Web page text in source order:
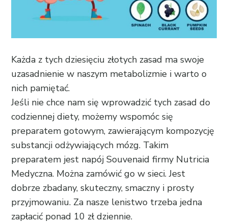
Każda z tych dziesięciu złotych zasad ma swoje
uzasadnienie w naszym metabolizmie i warto o
nich pamiętać.
Jeśli nie chce nam się wprowadzić tych zasad do
codziennej diety, możemy wspomóc się
preparatem gotowym, zawierającym kompozycję
substancji odżywiających mózg. Takim
preparatem jest napój Souvenaid firmy Nutricia
Medyczna. Można zamówić go w sieci. Jest
dobrze zbadany, skuteczny, smaczny i prosty
przyjmowaniu. Za nasze lenistwo trzeba jedna
zapłacić ponad 10 zł dziennie.